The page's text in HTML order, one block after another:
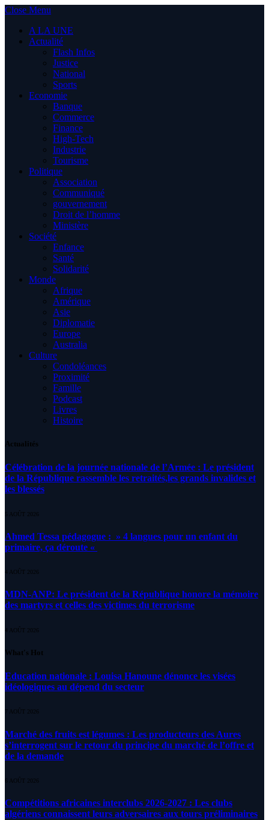
Close Menu
A LA UNE
Actualité
Flash Infos
Justice
National
Sports
Economie
Banque
Commerce
Finance
High-Tech
Industrie
Tourisme
Politique
Association
Communiqué
gouvernement
Droit de l’homme
Ministère
Société
Enfance
Santé
Solidarité
Monde
Afrique
Amérique
Asie
Diplomatie
Europe
Australia
Culture
Condoléances
Proximité
Famille
Podcast
Livres
Histoire
Actualités
Célébration de la journée nationale de l’Armée : Le président
de la République rassemble les retraités,les grands invalides et
les blessés
5 AOÛT 2026
Ahmed Tessa pédagogue : » 4 langues pour un enfant du
primaire, ça déroute «
4 AOÛT 2026
MDN-ANP: Le président de la République honore la mémoire
des martyrs et celles des victimes du terrorisme
4 AOÛT 2026
What's Hot
Education nationale : Louisa Hanoune dénonce les visées
idéologiques au dépend du secteur
7 AOÛT 2026
Marché des fruits est légumes : Les producteurs des Aures
s’interrogent sur le retour du principe du marché de l’offre et
de la demande
6 AOÛT 2026
Compétitions africaines interclubs 2026-2027 : Les clubs
algériens connaissent leurs adversaires aux tours préliminaires